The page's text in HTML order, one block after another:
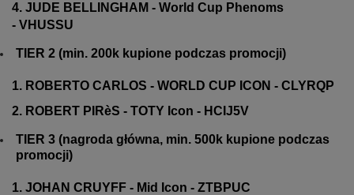
4. JUDE BELLINGHAM - World Cup Phenoms
- VHUSSU
TIER 2 (min. 200k kupione podczas promocji)
1. ROBERTO CARLOS - WORLD CUP ICON - CLYRQP
2. ROBERT PIRèS - TOTY Icon - HCIJ5V
TIER 3 (nagroda główna, min. 500k kupione podczas
promocji)
1. JOHAN CRUYFF - Mid Icon - ZTBPUC